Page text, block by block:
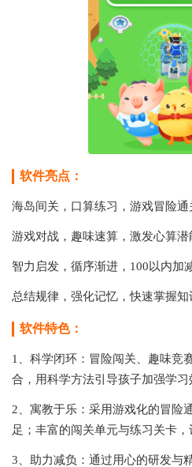
软件亮点：
海岛间关，口算练习，游戏冒险通
游戏对战，趣味速算，激发心算潜
智力启发，循序渐进，100以内加
总结规律，强化记忆，快速掌握知
软件特色：
1、科学闭环：冒险闯关、趣味竞
合，用科学方法引导孩子加强学
2、寓教于乐：采用游戏化的冒险
足；丰富的闯关单元与练习关卡
3、助力减负：通过用心的研发与